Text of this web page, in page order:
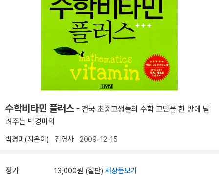
수학비타민 플러스 - 전국 초중고생들의 수학 고민을 한 방에 날
려주는 박경미의
박경미(지은이) 김영사 2009-12-15
정가 13,000원 (절판) 새상품보기